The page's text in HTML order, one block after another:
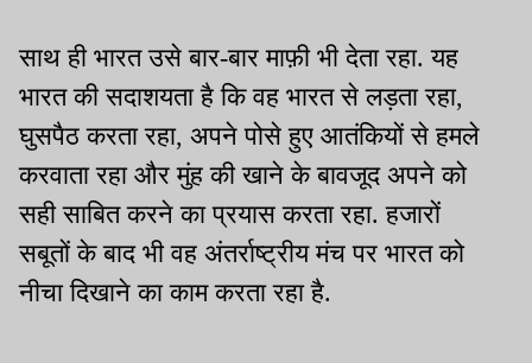
साथ ही भारत उसे बार-बार माफ़ी भी देता रहा. यह
भारत की सदाशयता है कि वह भारत से लड़ता रहा,
घुसपैठ करता रहा, अपने पोसे हुए आतंकियों से हमले
करवाता रहा और मुंह की खाने के बावजूद अपने को
सही साबित करने का प्रयास करता रहा. हजारों
सबूतों के बाद भी वह अंतर्राष्ट्रीय मंच पर भारत को
नीचा दिखाने का काम करता रहा है.